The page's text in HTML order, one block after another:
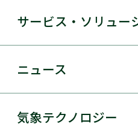
サービス・ソリュー
事業領域
サービス・ソリューション
ニュース
気象テクノロジー